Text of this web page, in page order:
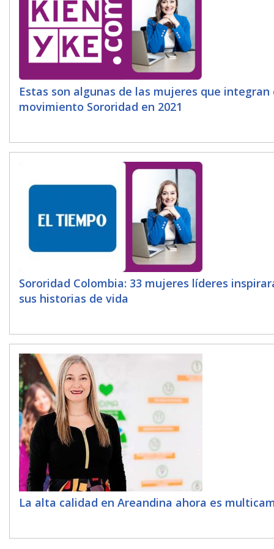
Estas son algunas de las mujeres que integran
movimiento Sororidad en 2021
Sororidad Colombia: 33 mujeres líderes
sus historias de vida
La alta calidad en Areandina ahora es